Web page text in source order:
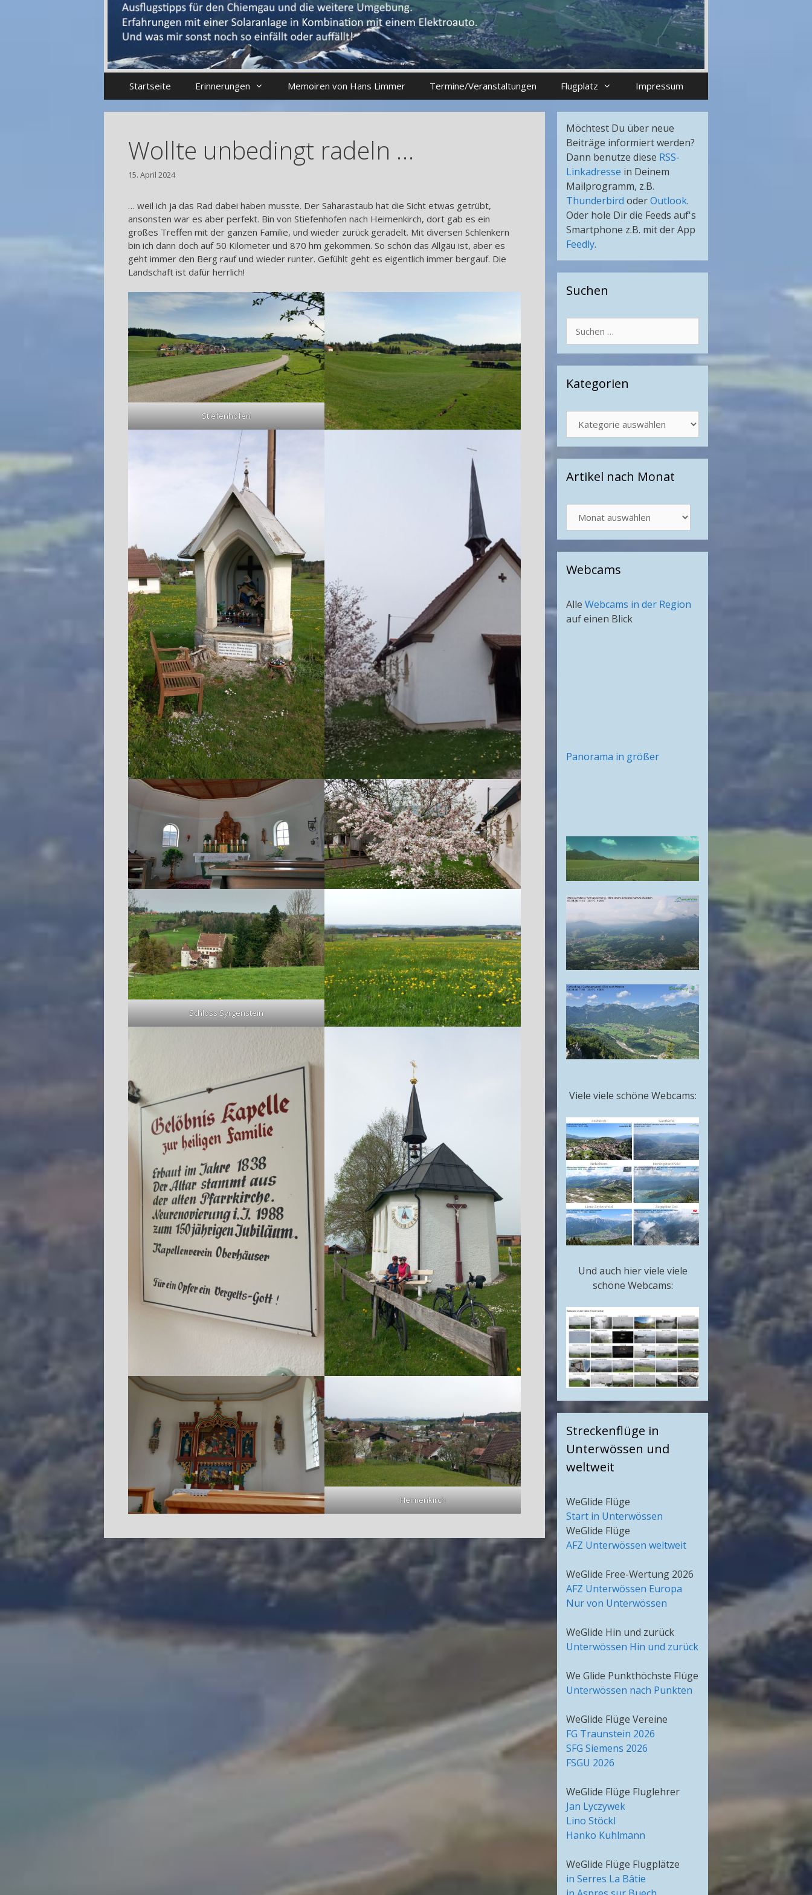
Startseite Erinnerungen Memoiren von Hans Limmer Termine/Veranstaltungen Flugplatz Impressum
Wollte unbedingt radeln …
15. April 2024
… weil ich ja das Rad dabei haben musste. Der Saharastaub hat die Sicht etwas getrübt,
ansonsten war es aber perfekt. Bin von Stiefenhofen nach Heimenkirch, dort gab es ein
großes Treffen mit der ganzen Familie, und wieder zurück geradelt. Mit diversen Schlenkern
bin ich dann doch auf 50 Kilometer und 870 hm gekommen. So schön das Allgäu ist, aber es
geht immer den Berg rauf und wieder runter. Gefühlt geht es eigentlich immer bergauf. Die
Landschaft ist dafür herrlich!
Stiefenhofen
Schloss Syrgenstein
Heimenkirch
Möchtest Du über neue
Beiträge informiert werden?
Dann benutze diese RSS-
Linkadresse in Deinem
Mailprogramm, z.B.
Thunderbird oderOutlook.
Oder hole Dir die Feeds auf's
Smartphone z.B. mit der App
Feedly.
Suchen
nach:
Kategorien
Artikel nach Monat
nach
Monat
Webcams
Alle Webcams in der Region
auf einen Blick
Panorama in größer
Viele viele schöne Webcams:
Und auch hier viele viele
schöne Webcams:
Streckenflüge in
Unterwössen und
weltweit
WeGlide Flüge
Start in Unterwössen
WeGlide Flüge
AFZ Unterwössen weltweit
WeGlide Free-Wertung 2026
AFZ Unterwössen Europa
Nur von Unterwössen
WeGlide Hin und zurück
Unterwössen Hin und zurück
We Glide Punkthöchste Flüge
Unterwössen nach Punkten
WeGlide Flüge Vereine
FG Traunstein 2026
SFG Siemens 2026
FSGU 2026
WeGlide Flüge Fluglehrer
Jan Lyczywek
Lino Stöckl
Hanko Kuhlmann
WeGlide Flüge Flugplätze
in Serres La Bâtie